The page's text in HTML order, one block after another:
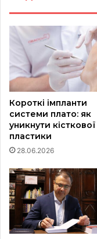
Короткі імпланти
системи плато: як
уникнути кісткової
пластики
28.06.2026